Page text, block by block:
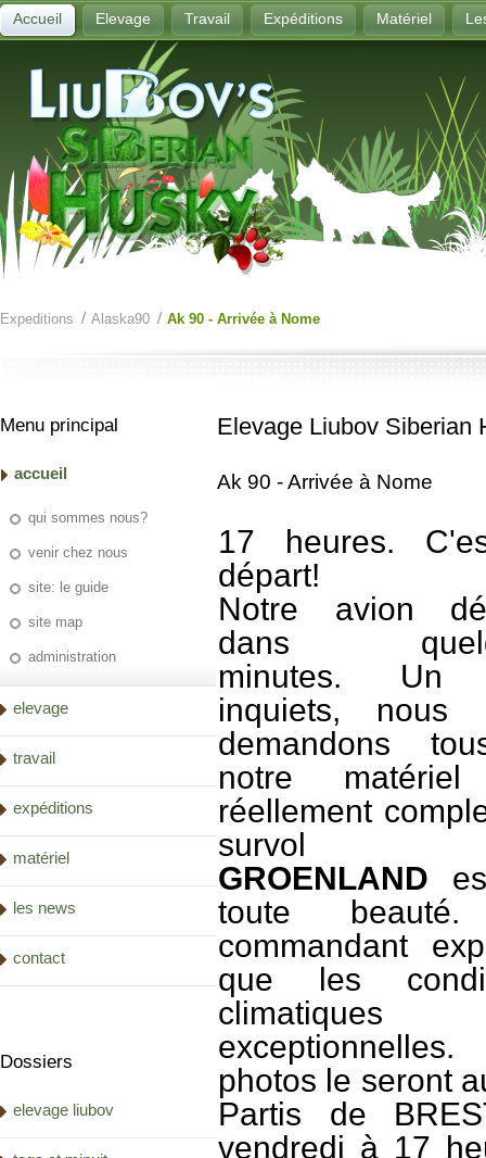
Accueil Elevage Travail Expéditions Matériel
Expeditions Alaska90 Ak 90 - Arrivée à Nome
Menu principal
accueil
qui sommes nous?
venir chez nous
site: le guide
site map
administration
elevage
travail
expéditions
matériel
les news
contact
Dossiers
elevage liubov
Elevage Liubov Siberian
Ak 90 - Arrivée à Nome
17 heures.
départ!
Notre avion
dans
minutes. Un
inquiets, nous
demandons
notre
réellement
survol
GROENLAND
toute
commandant
que les
climatiques
photos le seront
Partis de
vendredi à 17